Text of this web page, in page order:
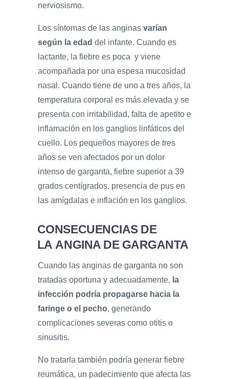
nerviosismo.
Los síntomas de las anginas varían
según la edad del infante. Cuando es
lactante, la fiebre es poca y viene
acompañada por una espesa mucosidad
nasal. Cuando tiene de uno a tres años, la
temperatura corporal es más elevada y se
presenta con irritabilidad, falta de apetito e
inflamación en los ganglios linfáticos del
cuello. Los pequeños mayores de tres
años se ven afectados por un dolor
intenso de garganta, fiebre superior a 39
grados centígrados, presencia de pus en
las amígdalas e inflación en los ganglios.
CONSECUENCIAS DE
LA ANGINA DE GARGANTA
Cuando las anginas de garganta no son
tratadas oportuna y adecuadamente, la
infección podría propagarse hacia la
faringe o el pecho, generando
complicaciones severas como otitis o
sinusitis.
No tratarla también podría generar fiebre
reumática, un padecimiento que afecta las